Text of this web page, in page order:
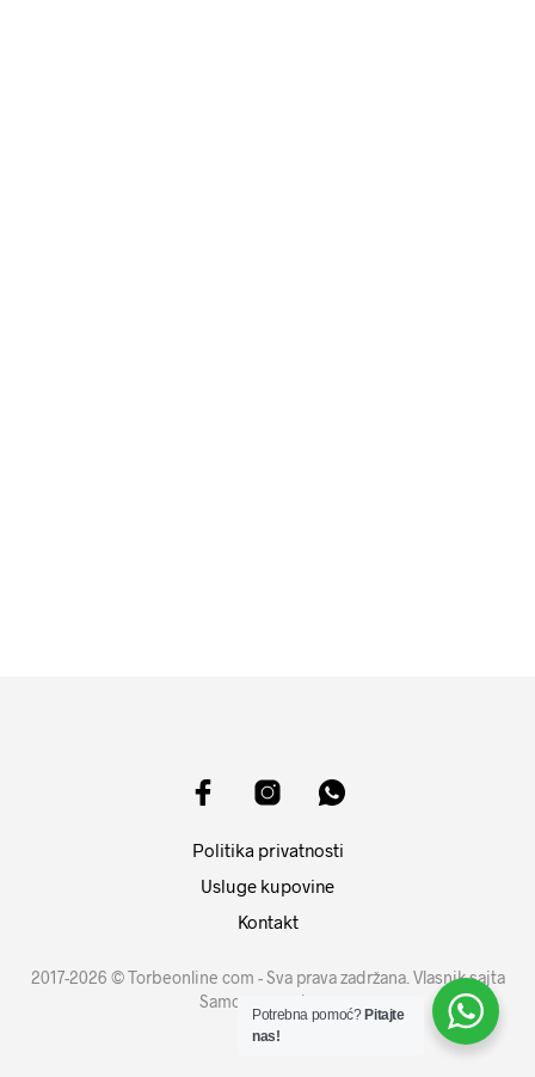
Politika privatnosti
Usluge kupovine
Kontakt
2017-2026 © Torbeonline com - Sva prava zadržana. Vlasnik sajta
Samouprava d.o.o.
Potrebna pomoć? Pitajte
nas!